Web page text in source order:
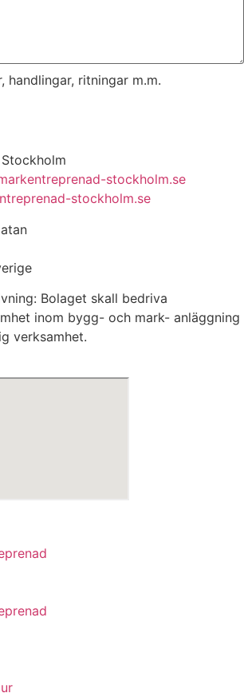
handlingar, ritningar m.m.
stockholm.se
stockholm.se
Bolaget skall bedriva
inom bygg- och mark- anläggning
verksamhet.